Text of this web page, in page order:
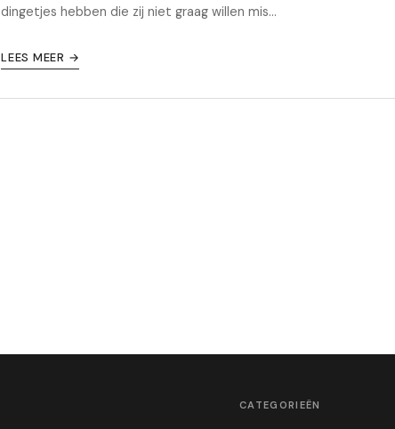
dingetjes hebben die zij niet graag willen mis...
LEES MEER →
CATEGORIEËN